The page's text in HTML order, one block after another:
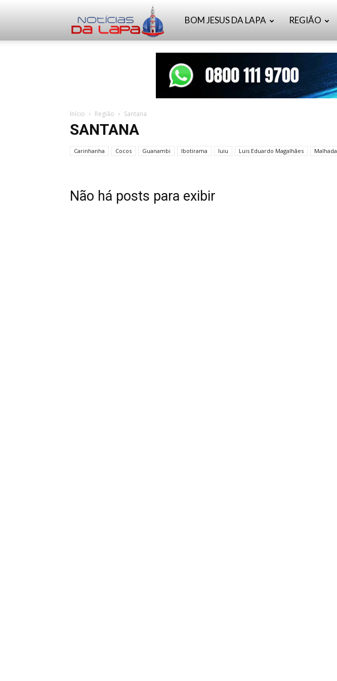
Notícias
Lapa
BOM JESUS DA LAPA REGIÃO
Início Região Santana
SANTANA
Carinhanha Cocos Guanambi Ibotirama Iuiu Luis Eduardo Magalhães Malhada
Não há posts para exibir